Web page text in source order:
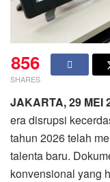
856
SHARES
JAKARTA, 29 MEI
era disrupsi
tahun 2026 telah
talenta baru.
konvensional yang